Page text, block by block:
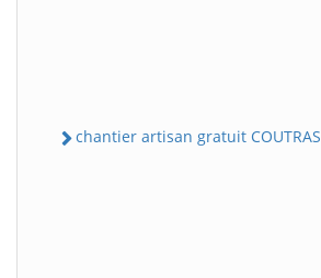
chantier artisan gratuit COUTRAS